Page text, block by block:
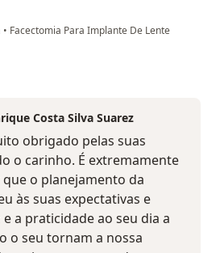
• Facectomia Para Implante De Lente
Gubolin
Costa Silva Suarez
obrigado pelas suas
o carinho. É extremamente
o planejamento da
às suas expectativas e
a praticidade ao seu dia a
o seu tornam a nossa